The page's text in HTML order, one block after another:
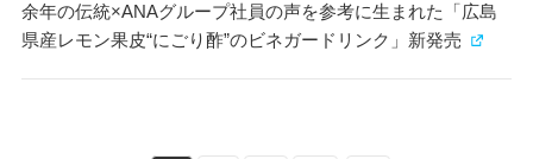
余年の伝統×ANAグループ社員の声を参考に生まれた「広島
県産レモン果皮“にごり酢”のビネガードリンク」新発売